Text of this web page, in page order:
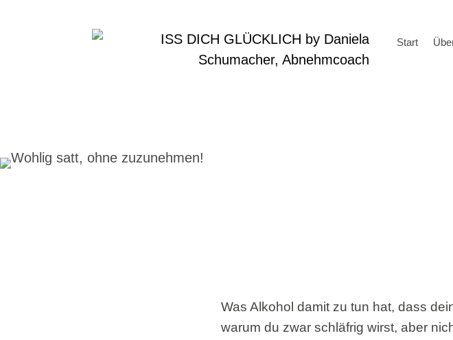
Start
Was Alkohol damit zu tun hat, dass
warum du zwar schläfrig wirst, aber